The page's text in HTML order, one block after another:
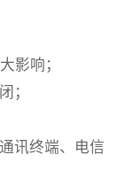
影响；
；
讯终端、电信